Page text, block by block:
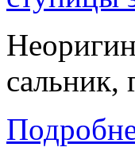
сальник,